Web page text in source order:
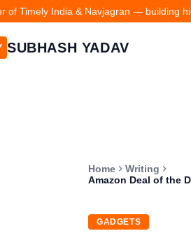
of Timely India & Navjagran — building
SUBHASH YADAV
Home
Writing
Amazon Deal of the
GADGETS